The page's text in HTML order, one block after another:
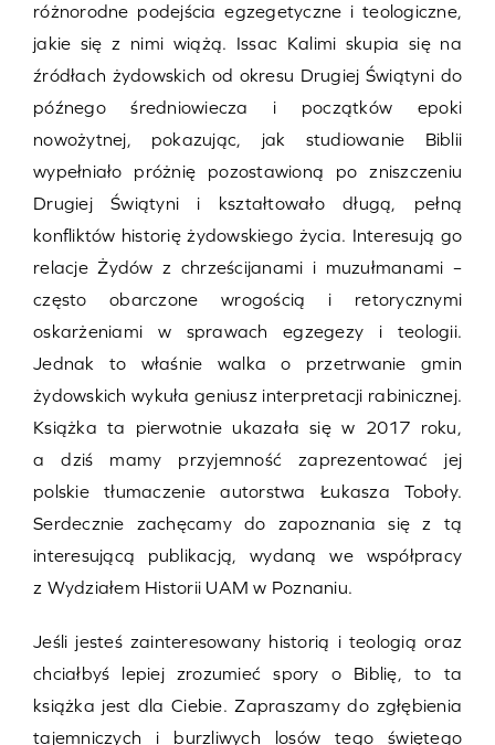
różnorodne podejścia egzegetyczne i teologiczne,
jakie się z nimi wiążą. Issac Kalimi skupia się na
źródłach żydowskich od okresu Drugiej Świątyni do
późnego średniowiecza i początków epoki
nowożytnej, pokazując, jak studiowanie Biblii
wypełniało próżnię pozostawioną po zniszczeniu
Drugiej Świątyni i kształtowało długą, pełną
konfliktów historię żydowskiego życia. Interesują go
relacje Żydów z chrześcijanami i muzułmanami –
często obarczone wrogością i retorycznymi
oskarżeniami w sprawach egzegezy i teologii.
Jednak to właśnie walka o przetrwanie gmin
żydowskich wykuła geniusz interpretacji rabinicznej.
Książka ta pierwotnie ukazała się w 2017 roku,
a dziś mamy przyjemność zaprezentować jej
polskie tłumaczenie autorstwa Łukasza Toboły.
Serdecznie zachęcamy do zapoznania się z tą
interesującą publikacją, wydaną we współpracy
z Wydziałem Historii UAM w Poznaniu.
Jeśli jesteś zainteresowany historią i teologią oraz
chciałbyś lepiej zrozumieć spory o Biblię, to ta
książka jest dla Ciebie. Zapraszamy do zgłębienia
tajemniczych i burzliwych losów tego świętego